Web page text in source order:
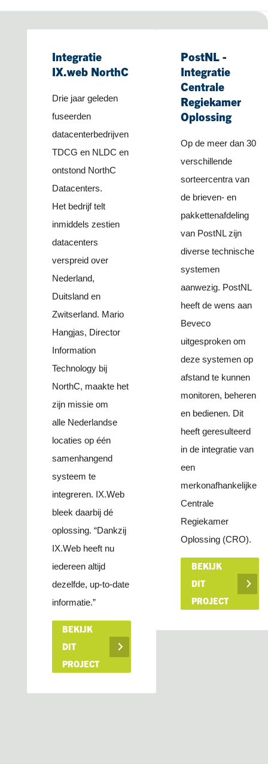
Integratie
IX.web NorthC
Drie jaar geleden
fuseerden
datacenterbedrijven
TDCG en NLDC en
ontstond NorthC
Datacenters.
Het bedrijf telt
inmiddels zestien
datacenters
verspreid over
Nederland,
Duitsland en
Zwitserland. Mario
Hangjas, Director
Information
Technology bij
NorthC, maakte het
zijn missie om
alle Nederlandse
locaties op één
samenhangend
systeem te
integreren. IX.Web
bleek daarbij dé
oplossing. “Dankzij
IX.Web heeft nu
iedereen altijd
dezelfde, up-to-date
informatie.”
BEKIJK
DIT
PROJECT
PostNL -
Integratie
Centrale
Regiekamer
Oplossing
Op de meer dan 30
verschillende
sorteercentra van
de brieven- en
pakkettenafdeling
van PostNL zijn
diverse technische
systemen
aanwezig. PostNL
heeft de wens aan
Beveco
uitgesproken om
deze systemen op
afstand te kunnen
monitoren, beheren
en bedienen. Dit
heeft geresulteerd
in de integratie van
een
merkonafhankelijke
Centrale
Regiekamer
Oplossing (CRO).
BEKIJK
DIT
PROJECT